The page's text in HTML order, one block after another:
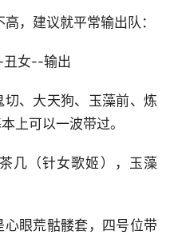
，建议就平常输出队：
女--输出
、大天狗、玉藻前、炼
上可以一波带过。
几（针女歌姬），玉藻
眼荒骷髅套，四号位带